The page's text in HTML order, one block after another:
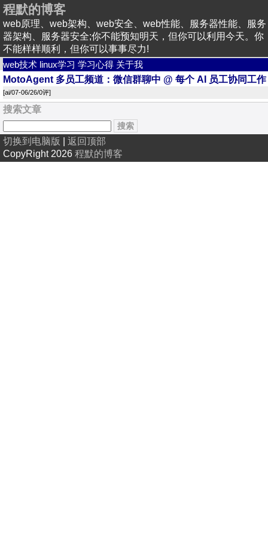
程默的博客
web原理、web架构、web安全、web性能、服务器性能、服务
器架构、服务器安全;你不能预知明天，但你可以利用今天。你
不能样样顺利，但你可以事事尽力!
web技术 linux学习 学习心得 关于我
MotoAgent 多员工频道：微信群聊中 @ 每个 AI 员工协同工作
[ai/07-06/26/0评]
搜索文章
切换到电脑版
返回顶部
CopyRight 2026 程默的博客